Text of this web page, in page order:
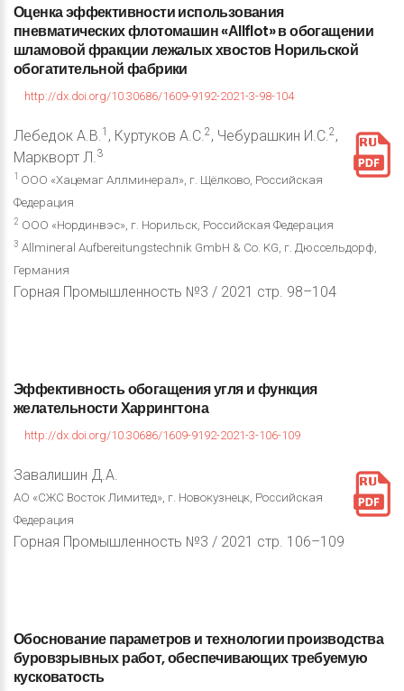
Оценкаэффективностииспользования
пневматическихфлотомашин«Аllflot»вобогащении
шламовойфракциилежалыххвостовНорильской
обогатительнойфабрики
http://dx.doi.org/10.30686/1609-9192-2021-3-98-104
Лебедок А.В.1 , Куртуков А.С.2, Чебурашкин И.С.2,
Маркворт Л.3
1 ООО «Хацемаг Аллминерал», г. Щёлково, Российская
Федерация
2 ООО «Нординвэс», г. Норильск, Российская Федерация
3 Allmineral Aufbereitungstechnik GmbH & Co. KG, г. Дюссельдорф,
Германия
Горная Промышленность №3 / 2021 стр. 98–104
Эффективностьобогащенияугляифункция
желательностиХаррингтона
http://dx.doi.org/10.30686/1609-9192-2021-3-106-109
Завалишин Д.А.
АО «СЖС Восток Лимитед», г. Новокузнецк, Российская
Федерация
Горная Промышленность №3 / 2021 стр. 106–109
Обоснованиепараметровитехнологиипроизводства
буровзрывныхработ,обеспечивающихтребуемую
кусковатость